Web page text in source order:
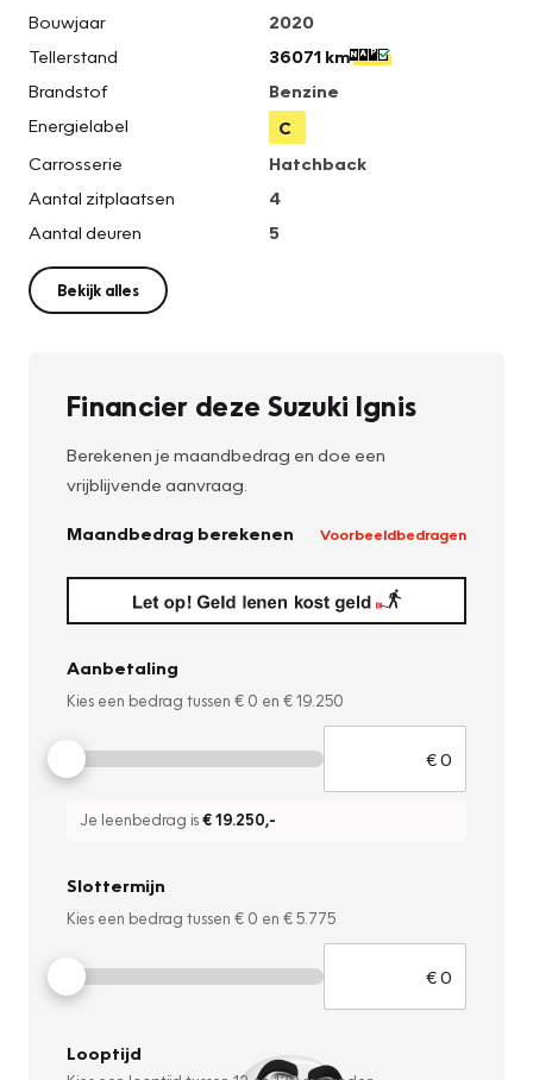
Bouwjaar
2020
Tellerstand
36071 km
Brandstof
Benzine
Energielabel
C
Carrosserie
Hatchback
Aantal zitplaatsen
4
Aantal deuren
5
Bekijk alles
Financier deze Suzuki Ignis
Berekenen je maandbedrag en doe een
vrijblijvende aanvraag.
Maandbedrag berekenen Voorbeeldbedragen
Aanbetaling
Kies een bedrag tussen € 0 en € 19.250
Je leenbedrag is€ 19.250,-
Slottermijn
Kies een bedrag tussen € 0 en € 5.775
Looptijd